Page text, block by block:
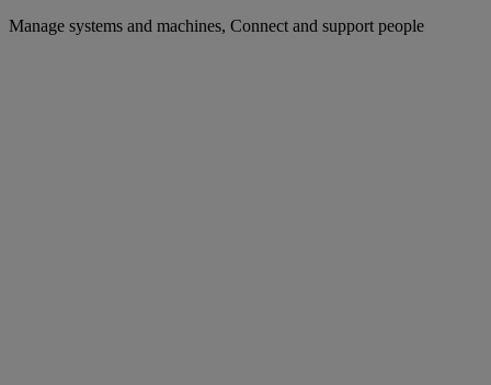
Manage systems and machines, Connect and support people